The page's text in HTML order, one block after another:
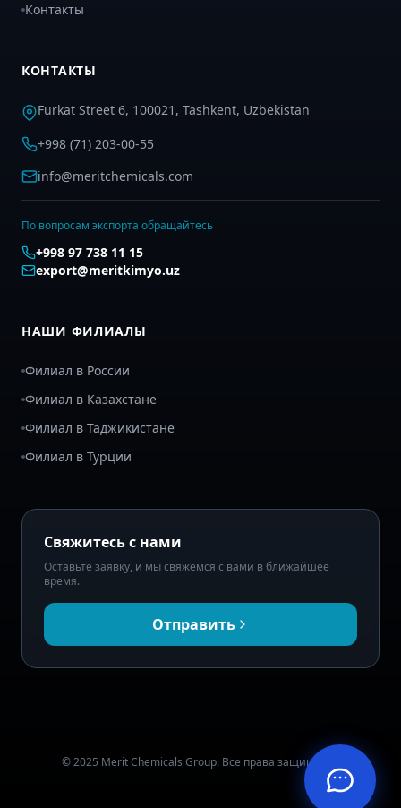
Контакты
КОНТАКТЫ
Furkat Street 6, 100021, Tashkent, Uzbekistan
+998 (71) 203-00-55
info@meritchemicals.com
По вопросам экспорта обращайтесь
+998 97 738 11 15
export@meritkimyo.uz
НАШИ ФИЛИАЛЫ
Филиал в России
Филиал в Казахстане
Филиал в Таджикистане
Филиал в Турции
Свяжитесь с нами
Оставьте заявку, и мы свяжемся с вами в ближайшее
время.
Отправить
© 2025 Merit Chemicals Group. Все права защищены.